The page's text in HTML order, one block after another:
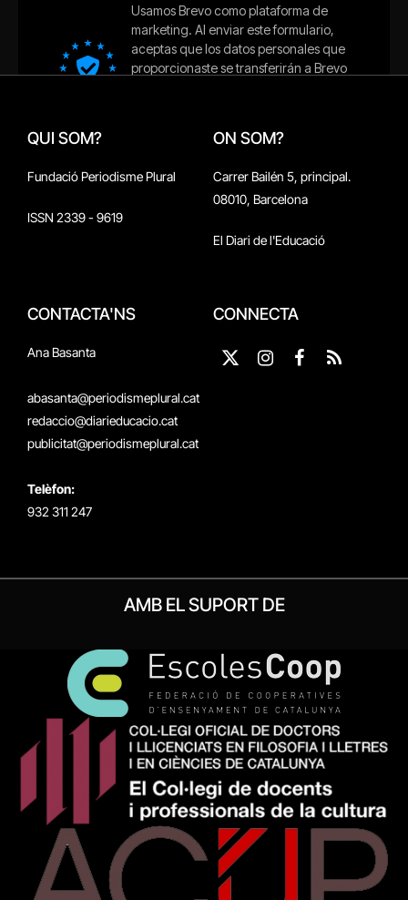
QUI SOM?
Fundació Periodisme Plural
ISSN 2339 - 9619
ON SOM?
Carrer Bailén 5, principal.
08010, Barcelona
El Diari de l'Educació
CONTACTA'NS
Ana Basanta
abasanta@periodismeplural.cat
redaccio@diarieducacio.cat
publicitat@periodismeplural.cat
Telèfon:
932 311 247
CONNECTA
X
Instagram
Facebook
RSS
AMB EL SUPORT DE